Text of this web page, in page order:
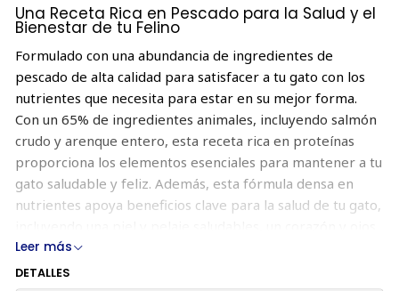
Una Receta Rica en Pescado para la Salud y el
Bienestar de tu Felino
Formulado con una abundancia de ingredientes de
pescado de alta calidad para satisfacer a tu gato con los
nutrientes que necesita para estar en su mejor forma.
Con un 65% de ingredientes animales, incluyendo salmón
crudo y arenque entero, esta receta rica en proteínas
proporciona los elementos esenciales para mantener a tu
gato saludable y feliz. Además, esta fórmula densa en
nutrientes apoya beneficios clave para la salud de tu gato,
sanos, y una digestión óptima. Alimenta a tu felino con una
receta rica en pescado diseñada para mantenerlo en su
Leer más
DETALLES